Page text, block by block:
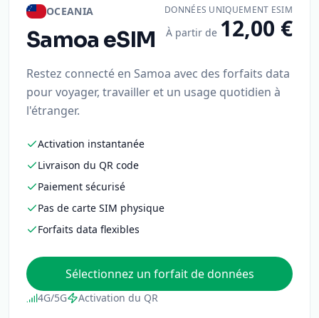
OCEANIA
Samoa eSIM
DONNÉES UNIQUEMENT ESIM
À partir de 12,00 €
Restez connecté en Samoa avec des forfaits data
pour voyager, travailler et un usage quotidien à
l'étranger.
Activation instantanée
Livraison du QR code
Paiement sécurisé
Pas de carte SIM physique
Forfaits data flexibles
Sélectionnez un forfait de données
4G/5G Activation du QR